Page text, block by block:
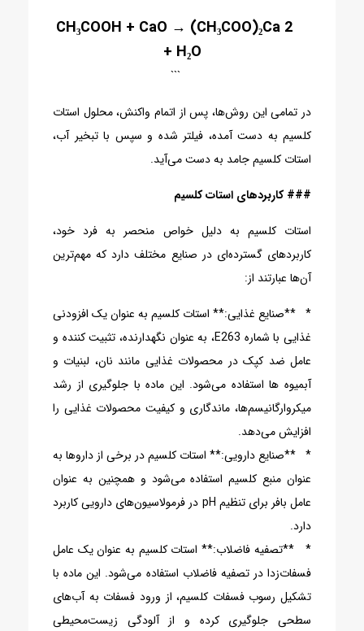
2 CH₃COOH + CaO → (CH₃COO)₂Ca
+ H₂O
```
در تمامی این روش‌ها، پس از اتمام واکنش، محلول استات
کلسیم به دست آمده، فیلتر شده و سپس با تبخیر آب،
استات کلسیم جامد به دست می‌آید.
### کاربردهای استات کلسیم
استات کلسیم به دلیل خواص منحصر به فرد خود،
کاربردهای گسترده‌ای در صنایع مختلف دارد که مهم‌ترین
آن‌ها عبارتند از:
* **صنایع غذایی:** استات کلسیم به عنوان یک افزودنی
غذایی با شماره E263، به عنوان نگهدارنده، تثبیت کننده و
عامل ضد کپک در محصولات غذایی مانند نان، لبنیات و
آبمیوه ها استفاده می‌شود. این ماده با جلوگیری از رشد
میکروارگانیسم‌ها، ماندگاری و کیفیت محصولات غذایی را
افزایش می‌دهد.
* **صنایع دارویی:** استات کلسیم در برخی از داروها به
عنوان منبع کلسیم استفاده می‌شود و همچنین به عنوان
عامل بافر برای تنظیم pH در فرمولاسیون‌های دارویی کاربرد
دارد.
* **تصفیه فاضلاب:** استات کلسیم به عنوان یک عامل
فسفات‌زدا در تصفیه فاضلاب استفاده می‌شود. این ماده با
تشکیل رسوب فسفات کلسیم، از ورود فسفات به آب‌های
سطحی جلوگیری کرده و از آلودگی زیست‌محیطی